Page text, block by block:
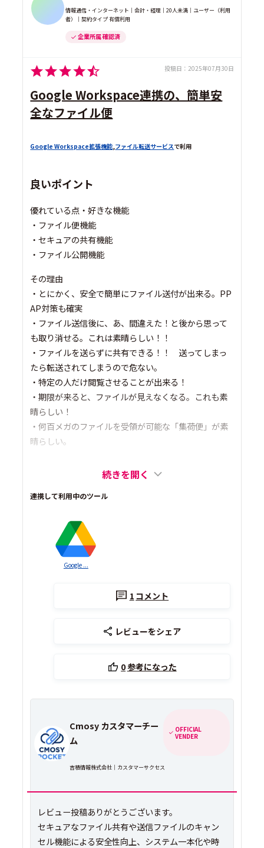
情報通信・インターネット｜会計・経理｜20人未満｜ユーザー（利用
者）｜契約タイプ 有償利用
企業所属 確認済
投稿日： 2025年07月30日
Google Workspace連携の、簡単安
全なファイル便
Google Workspace拡張機能,ファイル転送サービスで利用
良いポイント
優れている点・好きな機能
・ファイル便機能
・セキュアの共有機能
・ファイル公開機能
その理由
・とにかく、安全で簡単にファイル送付が出来る。PP
AP対策も確実
・ファイル送信後に、あ、間違えた！と後から思って
も取り消せる。これは素晴らしい！！
・ファイルを送らずに共有できる！！ 送ってしまっ
たら転送されてしまうので危ない。
・特定の人だけ閲覧させることが出来る！
・期限が来ると、ファイルが見えなくなる。これも素
晴らしい！
・何百メガのファイルを受領が可能な「集荷便」が素
晴らしい。
続きを開く
連携して利用中のツール
Google ...
1 コメント
レビューをシェア
0参考になった
Cmosy カスタマーチー
ム
OFFICIAL
VENDER
吉積情報株式会社｜カスタマーサクセス
レビュー投稿ありがとうございます。
セキュアなファイル共有や送信ファイルのキャン
セル機能による安全性向上、システム一本化や時